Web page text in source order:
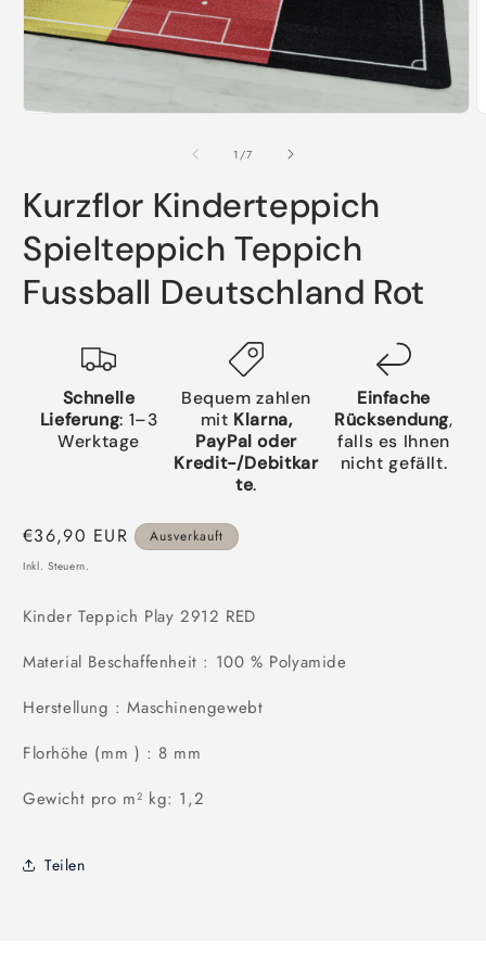
1 /von
7
Kurzflor Kinderteppich
Spielteppich Teppich
Fussball Deutschland Rot
Schnelle
Lieferung: 1–3
Werktage
Bequem zahlen
mit Klarna,
PayPal oder
Kredit-/Debitkar
te.
Einfache
Rücksendung,
falls es Ihnen
nicht gefällt.
Normaler
Preis
€36,90 EUR Ausverkauft
Inkl. Steuern.
Kinder Teppich Play 2912 RED
Material Beschaffenheit : 100 % Polyamide
Herstellung : Maschinengewebt
Florhöhe (mm ) : 8 mm
Gewicht pro m² kg: 1,2
Teilen